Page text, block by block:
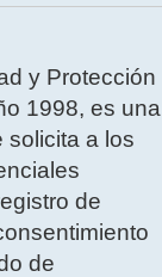
y Protección
1998, es una
solicita a los
de
de